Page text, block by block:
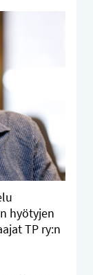
hyötyjen
TP ry:n